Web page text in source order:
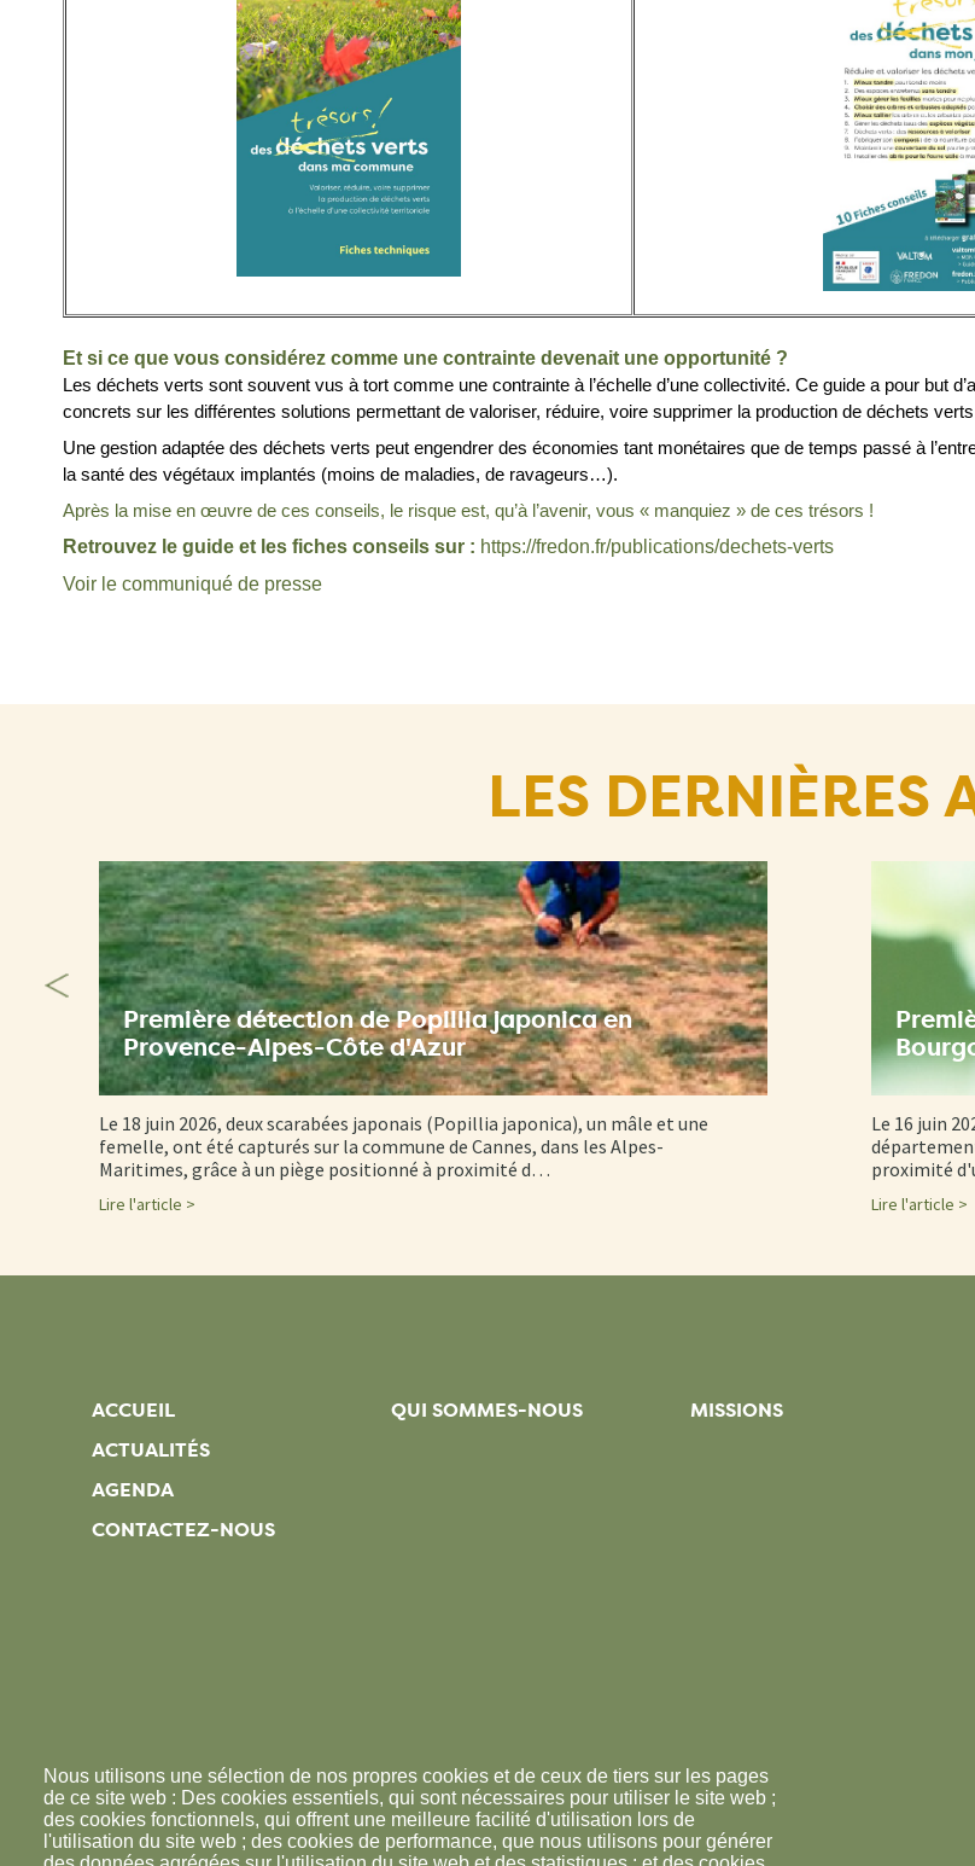
Et si ce que vous considérez comme une contrainte devenait une opportunité ?
Les déchets verts sont souvent vus à tort comme une contrainte à l’échelle d’une collectivité. Ce guide a pour but
concrets sur les différentes solutions permettant de valoriser, réduire, voire supprimer la production de déchets verts
Une gestion adaptée des déchets verts peut engendrer des économies tant monétaires que de temps passé à
la santé des végétaux implantés (moins de maladies, de ravageurs…).
Après la mise en œuvre de ces conseils, le risque est, qu’à l’avenir, vous « manquiez » de ces trésors !
Retrouvez le guide et les fiches conseils sur : https://fredon.fr/publications/dechets-verts
Voir le communiqué de presse
LES DERNIÈRES
Première détection de Popillia japonica en
Provence-Alpes-Côte d'Azur
Le 18 juin 2026, deux scarabées japonais (Popillia japonica), un mâle et une
femelle, ont été capturés sur la commune de Cannes, dans les Alpes-
Maritimes, grâce à un piège positionné à proximité d…
Lire l'article >
Le 16 juin
proximité
Lire l'article >
ACCUEIL
ACTUALITÉS
AGENDA
CONTACTEZ-NOUS
QUI SOMMES-NOUS MISSIONS
Nous utilisons une sélection de nos propres cookies et de ceux de tiers sur les pages
de ce site web : Des cookies essentiels, qui sont nécessaires pour utiliser le site web ;
des cookies fonctionnels, qui offrent une meilleure facilité d'utilisation lors de
l'utilisation du site web ; des cookies de performance, que nous utilisons pour générer